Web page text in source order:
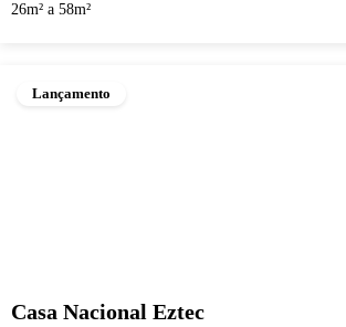
26m² a 58m²
Lançamento
Casa Nacional Eztec